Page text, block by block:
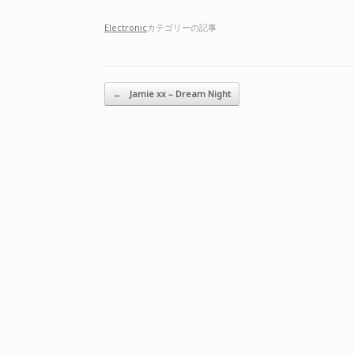
Electronicカテゴリーの記事
投稿ナビゲーション
← Jamie xx – Dream Night